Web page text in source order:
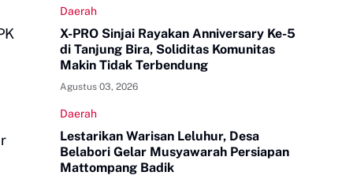
Daerah
X-PRO Sinjai Rayakan Anniversary Ke-5
di Tanjung Bira, Soliditas Komunitas
Makin Tidak Terbendung
Agustus 03, 2026
Daerah
Lestarikan Warisan Leluhur, Desa
Belabori Gelar Musyawarah Persiapan
Mattompang Badik